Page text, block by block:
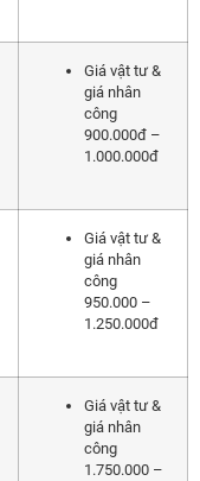
Giá vật tư &
giá nhân
công
900.000đ –
1.000.000đ
Giá vật tư &
giá nhân
công
950.000 –
1.250.000đ
Giá vật tư &
giá nhân
công
1.750.000 –